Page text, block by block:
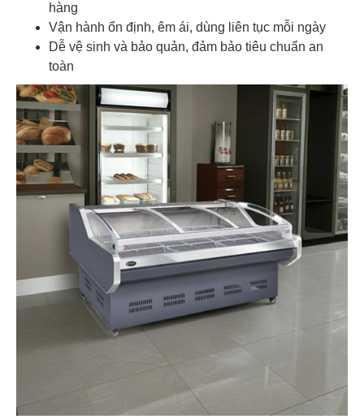
hàng
Vận hành ổn định, êm ái, dùng liên tục mỗi ngày
Dễ vệ sinh và bảo quản, đảm bảo tiêu chuẩn an
toàn